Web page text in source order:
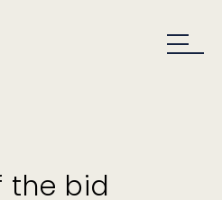
the bid